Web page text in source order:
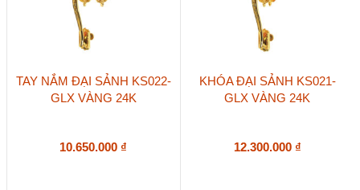
TAY NẮM ĐẠI SẢNH KS022-
GLX VÀNG 24K
10.650.000 ₫
KHÓA ĐẠI SẢNH KS021-
GLX VÀNG 24K
12.300.000 ₫